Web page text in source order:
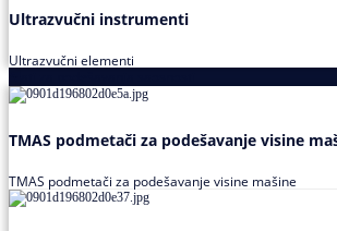
Ultrazvučni instrumenti
Ultrazvučni elementi
TMAS podmetači za podešavanje visine
TMAS podmetači za podešavanje visine mašine